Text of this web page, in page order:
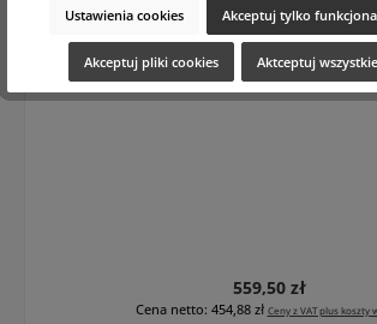
Next Level NLV-13 3G HD SDI
Cena regularna:
559,50 zł
Cena netto: 454,88 zł Ceny z VAT plus koszty
Ustawienia cookies Akceptuj tylko
Akceptuj pliki cookies Aktceptuj